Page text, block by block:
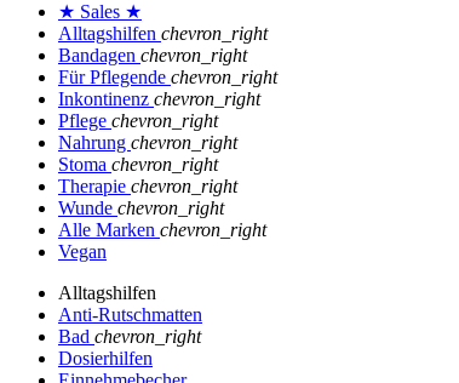
★ Sales ★
Alltagshilfen chevron_right
Bandagen chevron_right
Für Pflegende chevron_right
Inkontinenz chevron_right
Pflege chevron_right
Nahrung chevron_right
Stoma chevron_right
Therapie chevron_right
Wunde chevron_right
Alle Marken chevron_right
Vegan
Alltagshilfen
Anti-Rutschmatten
Bad chevron_right
Dosierhilfen